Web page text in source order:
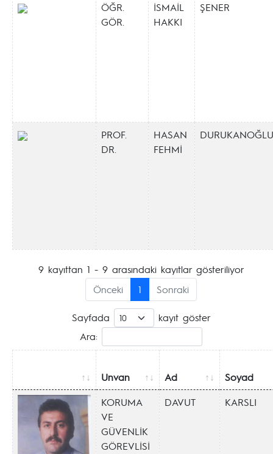
ÖĞR.
GÖR.
İSMAİL
HAKKI
ŞENER
PROF.
DR.
HASAN
FEHMİ
DURUKANOĞLU
9 kayıttan 1 - 9 arasındaki kayıtlar gösteriliyor
Önceki
1 Sonraki
Sayfada
kayıt göster
Ara:
Unvan Ad
Soyad
KORUMA
VE
GÜVENLİK
GÖREVLİSİ
DAVUT KARSLI